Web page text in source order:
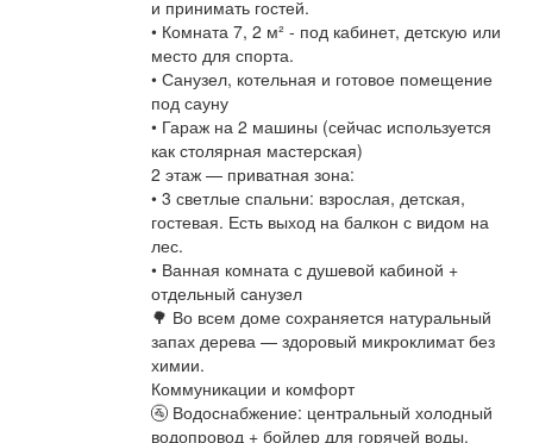
и принимать гостей.
• Комната 7, 2 м² - под кабинет, детскую или
место для спорта.
• Санузел, котельная и готовое помещение
под сауну
• Гараж на 2 машины (сейчас используется
как столярная мастерская)
2 этаж — приватная зона:
• 3 светлые спальни: взрослая, детская,
гостевая. Есть выход на балкон с видом на
лес.
• Ванная комната с душевой кабиной +
отдельный санузел
🌳 Во всем доме сохраняется натуральный
запах дерева — здоровый микроклимат без
химии.
Коммуникации и комфорт
🚰 Водоснабжение: центральный холодный
водопровод + бойлер для горячей воды.